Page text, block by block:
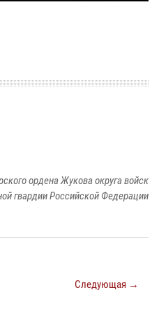
ордена Жукова округа войск
гвардии Российской Федерации
Следующая →